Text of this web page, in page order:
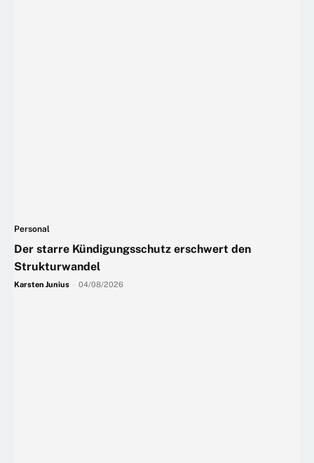
Personal
Der starre Kündigungsschutz erschwert den
Strukturwandel
Karsten Junius 04/08/2026